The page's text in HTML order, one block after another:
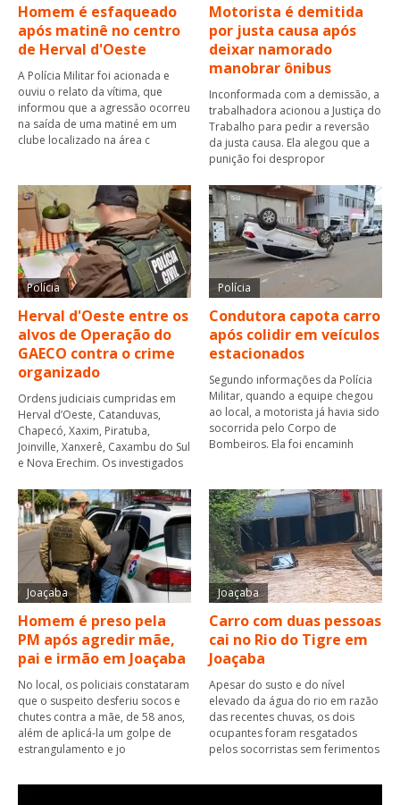
Homem é esfaqueado
após matinê no centro
de Herval d'Oeste
A Polícia Militar foi acionada e
ouviu o relato da vítima, que
informou que a agressão ocorreu
na saída de uma matiné em um
clube localizado na área c
Motorista é demitida
por justa causa após
deixar namorado
manobrar ônibus
Inconformada com a demissão, a
trabalhadora acionou a Justiça do
Trabalho para pedir a reversão
da justa causa. Ela alegou que a
punição foi despropor
Polícia
Herval d'Oeste entre os
alvos de Operação do
GAECO contra o crime
organizado
Ordens judiciais cumpridas em
Herval d’Oeste, Catanduvas,
Chapecó, Xaxim, Piratuba,
Joinville, Xanxerê, Caxambu do Sul
e Nova Erechim. Os investigados
Polícia
Condutora capota carro
após colidir em veículos
estacionados
Segundo informações da Polícia
Militar, quando a equipe chegou
ao local, a motorista já havia sido
socorrida pelo Corpo de
Bombeiros. Ela foi encaminh
Joaçaba
Homem é preso pela
PM após agredir mãe,
pai e irmão em Joaçaba
No local, os policiais constataram
que o suspeito desferiu socos e
chutes contra a mãe, de 58 anos,
além de aplicá-la um golpe de
estrangulamento e jo
Joaçaba
Carro com duas pessoas
cai no Rio do Tigre em
Joaçaba
Apesar do susto e do nível
elevado da água do rio em razão
das recentes chuvas, os dois
ocupantes foram resgatados
pelos socorristas sem ferimentos